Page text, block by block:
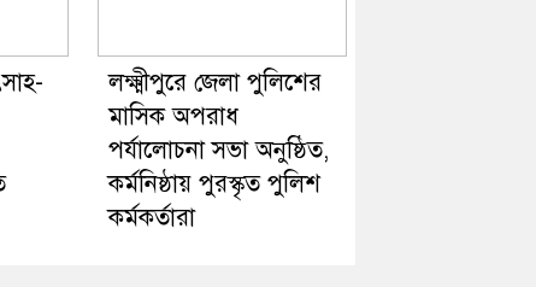
লক্ষ্মীপুরে জেলা পুলিশের
মাসিক অপরাধ
পর্যালোচনা সভা অনুষ্ঠিত,
কর্মনিষ্ঠায় পুরস্কৃত পুলিশ
কর্মকর্তারা